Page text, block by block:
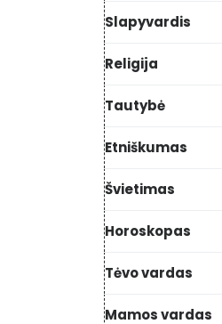
Slapyvardis
Religija
Tautybė
Etniškumas
Švietimas
Horoskopas
Tėvo vardas
Mamos vardas